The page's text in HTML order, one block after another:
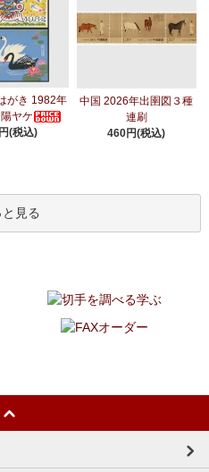
がき 1982年
ヤケ
(税込)
中国 2026年出圉図３種
連刷
460円(税込)
と見る